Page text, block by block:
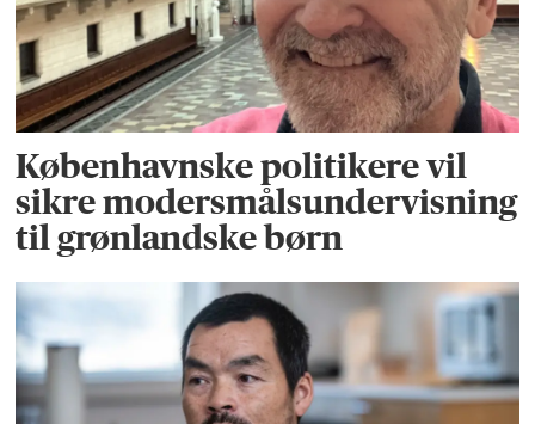
Københavnske politikere vil
sikre modersmålsundervisning
til grønlandske børn